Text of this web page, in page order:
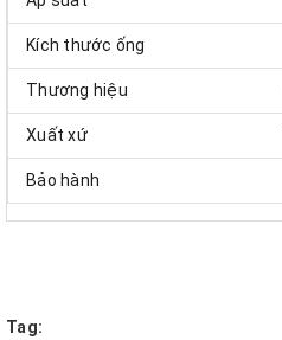
Kích thước ống
Thương hiệu
Xuất xứ
Bảo hành
Tag: